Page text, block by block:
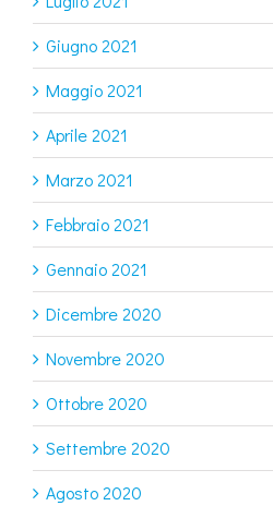
Giugno 2021
Maggio 2021
Aprile 2021
Marzo 2021
Febbraio 2021
Gennaio 2021
Dicembre 2020
Novembre 2020
Ottobre 2020
Settembre 2020
Agosto 2020